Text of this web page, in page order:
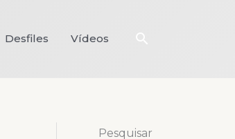
Desfiles Vídeos Pesquisar
Pesquisar